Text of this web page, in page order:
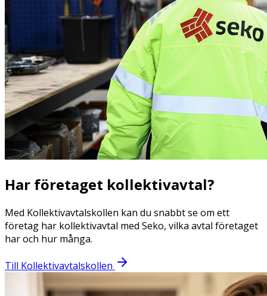
Har företaget kollektivavtal?
Med Kollektivavtalskollen kan du snabbt se om ett
företag har kollektivavtal med Seko, vilka avtal företaget
har och hur många.
Till Kollektivavtalskollen